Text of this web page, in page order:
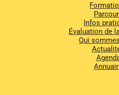
Infos
Évaluation de
Qui